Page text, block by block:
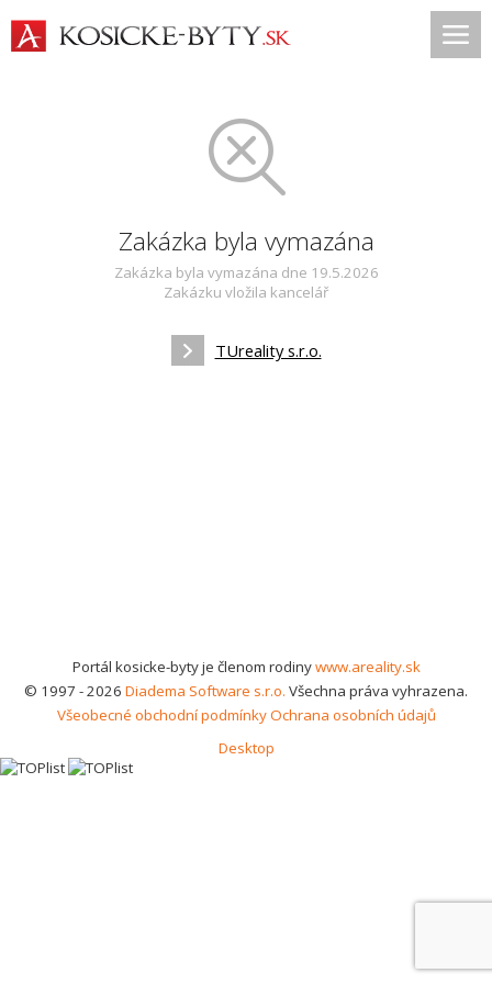
Zakázka byla vymazána
Zakázka byla vymazána dne 19.5.2026
Zakázku vložila kancelář
TUreality s.r.o.
Portál kosicke-byty je členom rodinywww.areality.sk
© 1997 - 2026 Diadema Software s.r.o. Všechna práva vyhrazena.
Všeobecné obchodní podmínkyOchrana osobních údajů
Desktop